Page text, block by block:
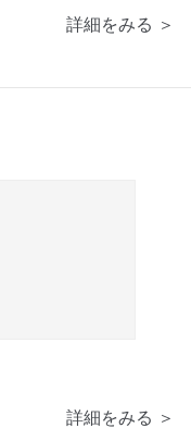
詳細をみる ＞
詳細をみる ＞